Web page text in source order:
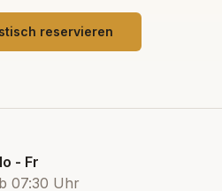
reservieren
- Fr
07:30 Uhr